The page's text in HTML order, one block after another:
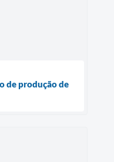
de produção de